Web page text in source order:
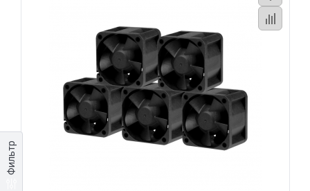
Фильтр